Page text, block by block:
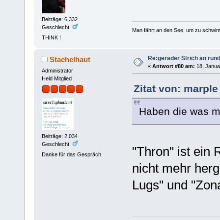
Beiträge: 6.332
Geschlecht:
THINK !
Man fährt an den See, um zu
Stachelhaut
Administrator
Held Mitglied
Beiträge: 2.034
Geschlecht:
Danke für das Gespräch.
Re:gerader Strich an
« Antwort #80 am: 18.
Zitat von: marple
Haben die was
"Thron" ist ein
nicht mehr
Lugs" und